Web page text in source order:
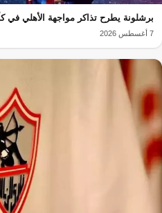
برشلونة يطرح تذاكر مواجهة الأهلي في
7 أغسطس 2026